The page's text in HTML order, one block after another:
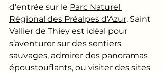
d’entrée sur le Parc Naturel
Régional des Préalpes d’Azur, Saint
Vallier de Thiey est idéal pour
s’aventurer sur des sentiers
sauvages, admirer des panoramas
époustouflants, ou visiter des sites